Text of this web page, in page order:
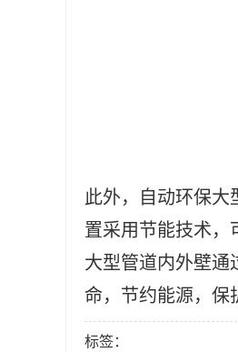
此外，自动环保大
置采用节能技术，
大型管道内外壁通
命，节约能源，保
标签：